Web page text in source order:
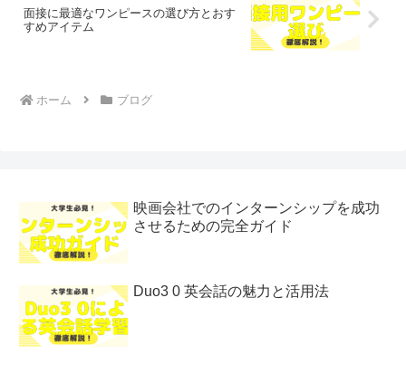
面接に最適なワンピースの選び方とおす
すめアイテム
ホーム ブログ
映画会社でのインターンシップを成功
させるための完全ガイド
Duo3 0 英会話の魅力と活用法